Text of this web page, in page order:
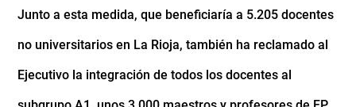
Junto a esta medida, que beneficiaría a 5.205 docentes
no universitarios en La Rioja, también ha reclamado al
Ejecutivo la integración de todos los docentes al